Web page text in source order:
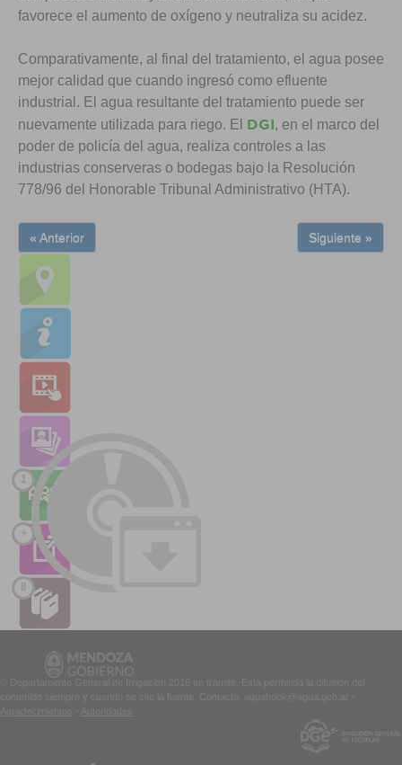
favorece el aumento de oxígeno y neutraliza su acidez.
Comparativamente, al final del tratamiento, el agua posee
mejor calidad que cuando ingresó como efluente
industrial. El agua resultante del tratamiento puede ser
nuevamente utilizada para riego. El DGI, en el marco del
poder de policía del agua, realiza controles a las
industrias conserveras o bodegas bajo la Resolución
778/96 del Honorable Tribunal Administrativo (HTA).
« Anterior Siguiente »
1
+
8